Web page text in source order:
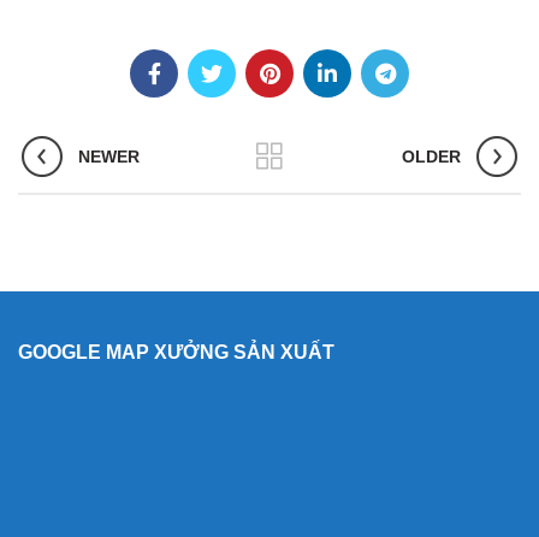
NEWER OLDER
GOOGLE MAP XƯỞNG SẢN XUẤT